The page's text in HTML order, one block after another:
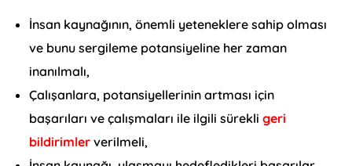
İnsan kaynağının, önemli yeteneklere sahip olması
ve bunu sergileme potansiyeline her zaman
inanılmalı,
Çalışanlara, potansiyellerinin artması için
başarıları ve çalışmaları ile ilgili sürekligeri
bildirimler verilmeli,